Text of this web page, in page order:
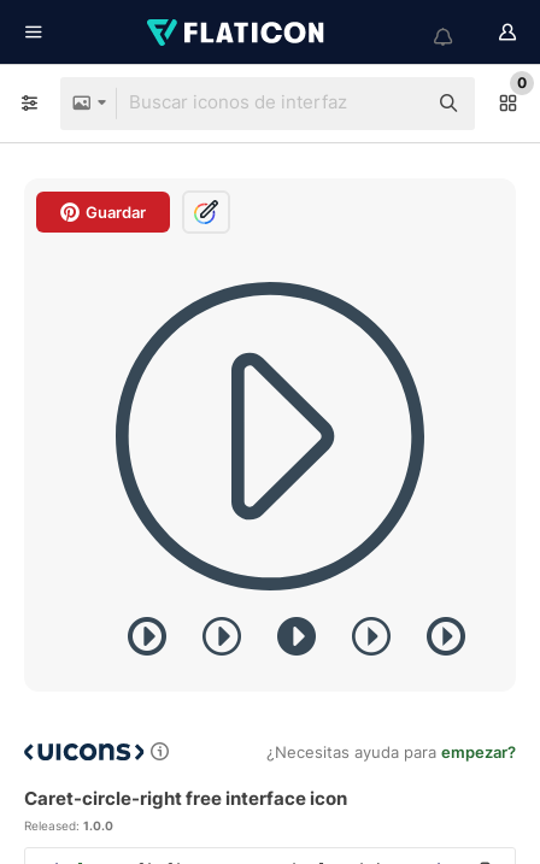
0
Guardar
¿Necesitas ayuda para empezar?
Caret-circle-right free interface icon
Released: 1.0.0